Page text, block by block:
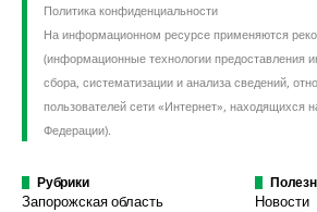
Политика конфиденциальности
На информационном ресурсе применяются
(информационные технологии предоставления
сбора, систематизации и анализа сведений,
пользователей сети «Интернет», находящихся
Федерации).
Рубрики
Запорожская область
Новости